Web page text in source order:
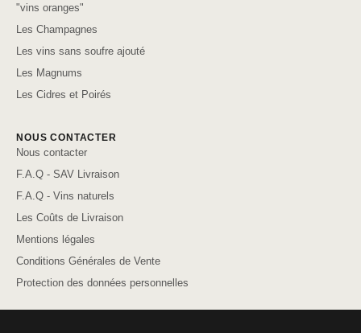
"vins oranges"
Les Champagnes
Les vins sans soufre ajouté
Les Magnums
Les Cidres et Poirés
NOUS CONTACTER
Nous contacter
F.A.Q - SAV Livraison
F.A.Q - Vins naturels
Les Coûts de Livraison
Mentions légales
Conditions Générales de Vente
Protection des données personnelles